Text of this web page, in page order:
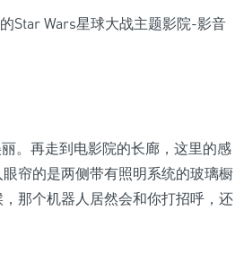
。再走到电影院的长廊，这里的感
帘的是两侧带有照明系统的玻璃橱
那个机器人居然会和你打招呼，还